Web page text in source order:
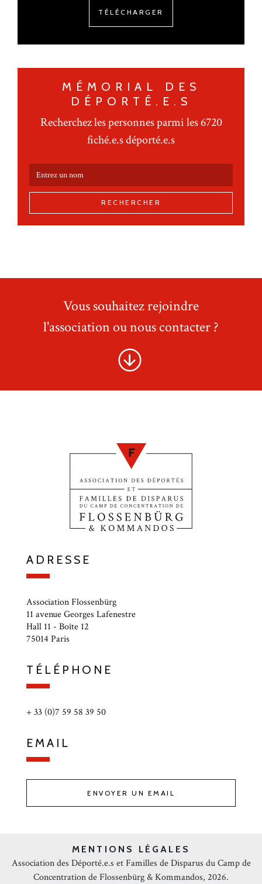
TÉLÉCHARGER
MÉMORIAL DES
DÉPORTÉ.E.S
Recherchez les personnes parmi les 6720
fiché.e.s déporté.e.s
RECHERCHER
Vous souhaitez rejoindre
l'association ou nous contacter ?
ADRESSE
Association Flossenbürg
11 avenue Georges Lafenestre
Hall 11 - Boîte 12
75014 Paris
TÉLÉPHONE
+ 33 (0)7 59 58 39 50
EMAIL
ENVOYER UN EMAIL
MENTIONS LÉGALES
Association des Déporté.e.s et Familles de Disparus du Camp de
Concentration de Flossenbürg & Kommandos, 2026.